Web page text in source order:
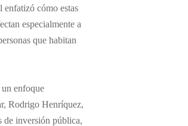
enfatizó cómo estas
especialmente a
que habitan
enfoque
Rodrigo Henríquez,
de inversión pública,